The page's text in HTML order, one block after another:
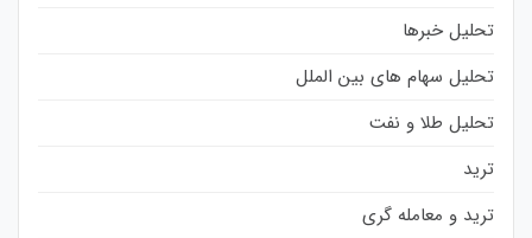
تحلیل خبرها
تحلیل سهام های بین الملل
تحلیل طلا و نفت
ترید
ترید و معامله گری